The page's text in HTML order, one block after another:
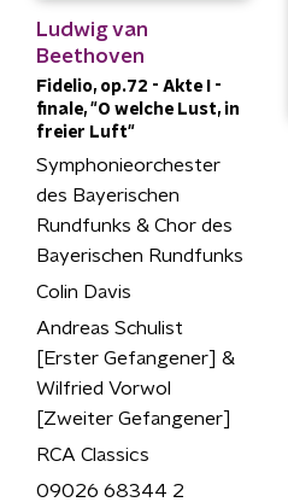
Ludwig van
Beethoven
Fidelio, op.72 - Akte I -
finale, "O welche Lust, in
freier Luft"
Symphonieorchester
des Bayerischen
Rundfunks & Chor des
Bayerischen Rundfunks
Colin Davis
Andreas Schulist
[Erster Gefangener] &
Wilfried Vorwol
[Zweiter Gefangener]
RCA Classics
09026 68344 2